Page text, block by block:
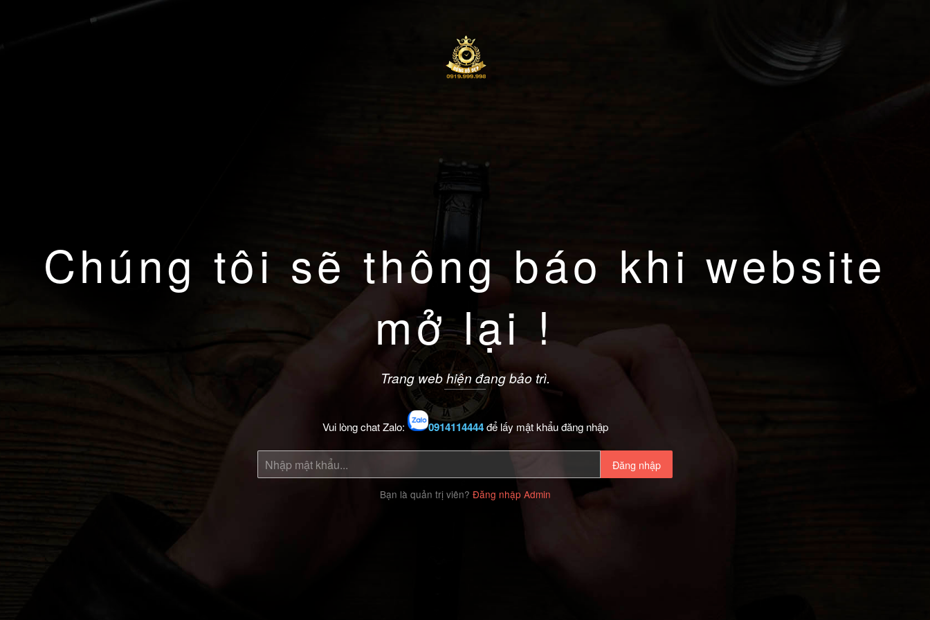
Chúng tôi sẽ thông báo khi website
mở lại !
Trang web hiện đang bảo trì.
Vui lòng chat Zalo: 0914114444để lấy mật khẩu đăng nhập
Đăng nhập
Bạn là quản trị viên? Đăng nhập Admin